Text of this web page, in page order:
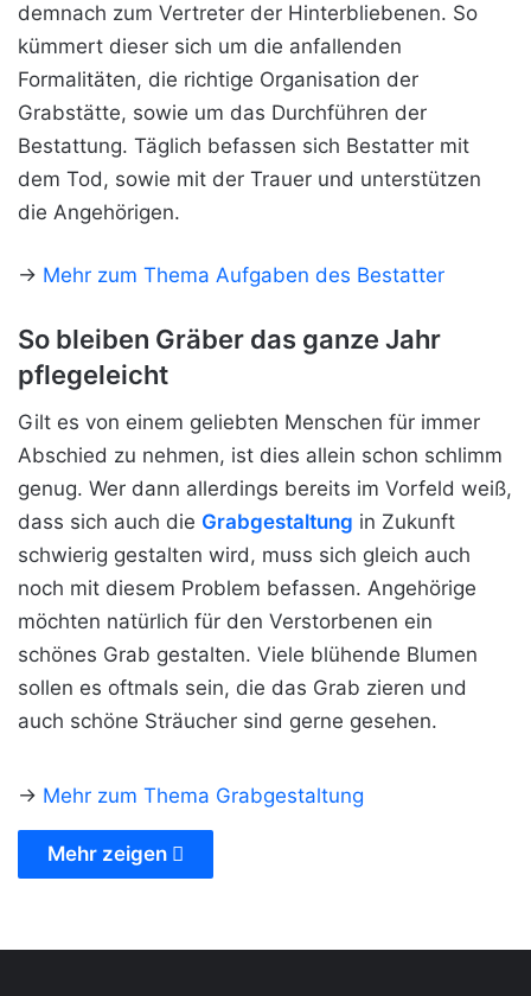
demnach zum Vertreter der Hinterbliebenen. So
kümmert dieser sich um die anfallenden
Formalitäten, die richtige Organisation der
Grabstätte, sowie um das Durchführen der
Bestattung. Täglich befassen sich Bestatter mit
dem Tod, sowie mit der Trauer und unterstützen
die Angehörigen.
-> Mehr zum Thema Aufgaben des Bestatter
So bleiben Gräber das ganze Jahr
pflegeleicht
Gilt es von einem geliebten Menschen für immer
Abschied zu nehmen, ist dies allein schon schlimm
genug. Wer dann allerdings bereits im Vorfeld weiß,
dass sich auch die Grabgestaltung in Zukunft
schwierig gestalten wird, muss sich gleich auch
noch mit diesem Problem befassen. Angehörige
möchten natürlich für den Verstorbenen ein
schönes Grab gestalten. Viele blühende Blumen
sollen es oftmals sein, die das Grab zieren und
auch schöne Sträucher sind gerne gesehen.
-> Mehr zum Thema Grabgestaltung
Mehr zeigen